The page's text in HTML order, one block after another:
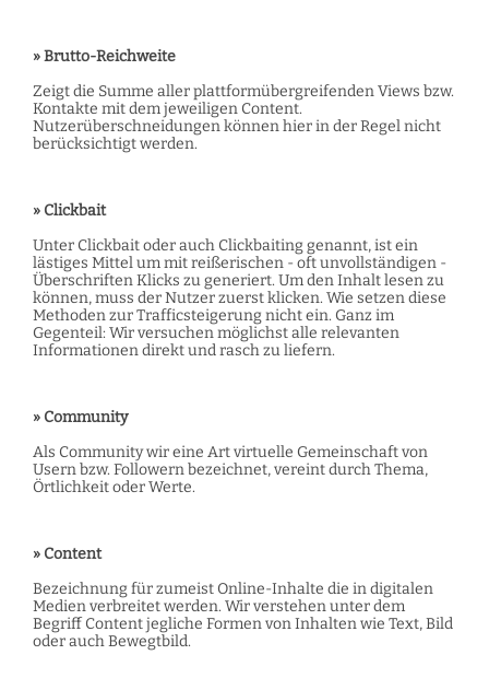
» Brutto-Reichweite
Zeigt die Summe aller plattformübergreifenden Views bzw.
Kontakte mit dem jeweiligen Content.
Nutzerüberschneidungen können hier in der Regel nicht
berücksichtigt werden.
» Clickbait
Unter Clickbait oder auch Clickbaiting genannt, ist ein
lästiges Mittel um mit reißerischen - oft unvollständigen -
Überschriften Klicks zu generiert. Um den Inhalt lesen zu
können, muss der Nutzer zuerst klicken. Wie setzen diese
Methoden zur Trafficsteigerung nicht ein. Ganz im
Gegenteil: Wir versuchen möglichst alle relevanten
Informationen direkt und rasch zu liefern.
» Community
Als Community wir eine Art virtuelle Gemeinschaft von
Usern bzw. Followern bezeichnet, vereint durch Thema,
Örtlichkeit oder Werte.
» Content
Bezeichnung für zumeist Online-Inhalte die in digitalen
Medien verbreitet werden. Wir verstehen unter dem
Begriff Content jegliche Formen von Inhalten wie Text, Bild
oder auch Bewegtbild.